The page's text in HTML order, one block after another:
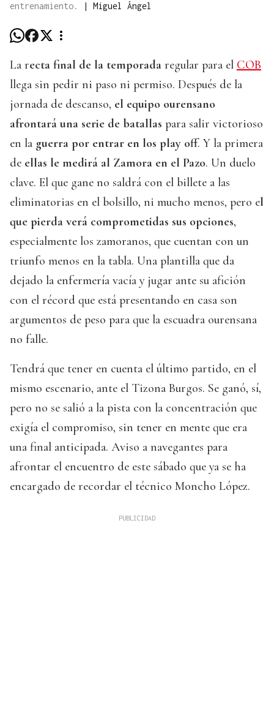
entrenamiento.
| Miguel Ángel
La recta final de la temporada regular para el COB
llega sin pedir ni paso ni permiso. Después de la
jornada de descanso, el equipo ourensano
afrontará una serie de batallas para salir victorioso
en la guerra por entrar en los play off. Y la primera
de ellas le medirá al Zamora en el Pazo. Un duelo
clave. El que gane no saldrá con el billete a las
eliminatorias en el bolsillo, ni mucho menos, pero el
que pierda verá comprometidas sus opciones,
especialmente los zamoranos, que cuentan con un
triunfo menos en la tabla. Una plantilla que da
dejado la enfermería vacía y jugar ante su afición
con el récord que está presentando en casa son
argumentos de peso para que la escuadra ourensana
no falle.
Tendrá que tener en cuenta el último partido, en el
mismo escenario, ante el Tizona Burgos. Se ganó, sí,
pero no se salió a la pista con la concentración que
exigía el compromiso, sin tener en mente que era
una final anticipada. Aviso a navegantes para
afrontar el encuentro de este sábado que ya se ha
encargado de recordar el técnico Moncho López.